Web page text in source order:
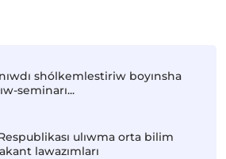
shólkemlestiriw boyınsha
seminarı...
ulıwma orta bilim
lawazımları